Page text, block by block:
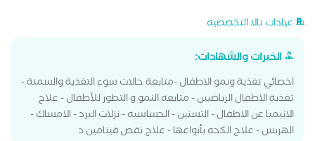
عيادات تالا التخصصيه
الخبرات والشهادات:
اخصائي تغذية ونمو الاطفال -متابعة حالات سوء التغذية والسمنة -
تغذية الاطفال الرياضيين - متابعه النمو و التطور للأطفال - علاج
الانيميا عن الاطفال - التسنين - الحساسيه - نزلات البرد - الامساك -
الهربس - علاج الكحه بأنواعها - علاج نقص فيتامين د